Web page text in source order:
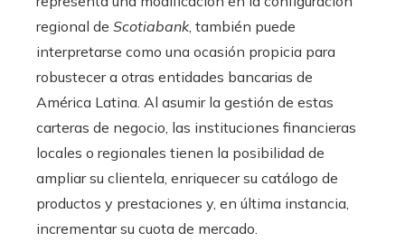
regional de Scotiabank, también puede
interpretarse como una ocasión propicia para
robustecer a otras entidades bancarias de
América Latina. Al asumir la gestión de estas
carteras de negocio, las instituciones financieras
locales o regionales tienen la posibilidad de
ampliar su clientela, enriquecer su catálogo de
productos y prestaciones y, en última instancia,
incrementar su cuota de mercado.